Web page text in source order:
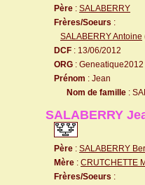
Père : SALABERRY
Frères/Soeurs :
SALABERRY Antoine
DCF : 13/06/2012
ORG : Geneatique2012
Prénom : Jean
Nom de famille :
SALABERRY
Père : SALABERRY
Mère : CRUTCHETTE
Frères/Soeurs :